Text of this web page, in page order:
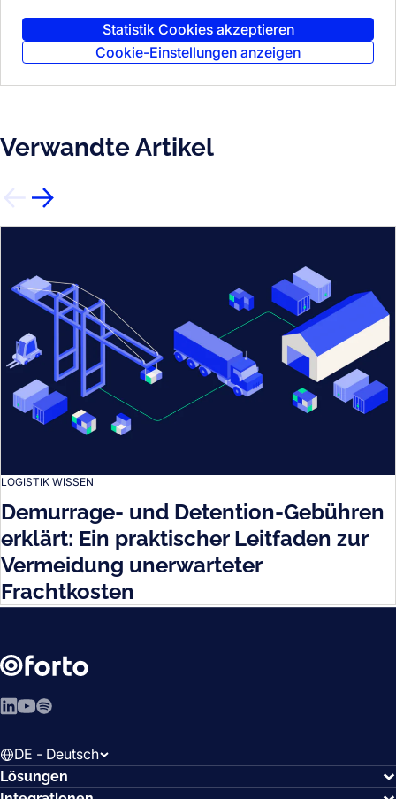
Statistik Cookies akzeptieren
Cookie-Einstellungen anzeigen
Verwandte Artikel
LOGISTIK WISSEN
Demurrage- und Detention-Gebühren
erklärt: Ein praktischer Leitfaden zur
Vermeidung unerwarteter
Frachtkosten
LinkedIn
YouTube
Spotify
DE - Deutsch
Lösungen